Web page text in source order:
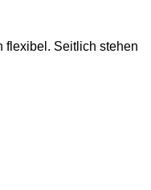
flexibel. Seitlich stehen